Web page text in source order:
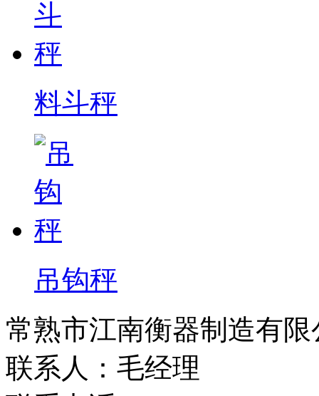
料斗秤
吊钩秤
常熟市江南衡器制造有限
联系人：毛经理